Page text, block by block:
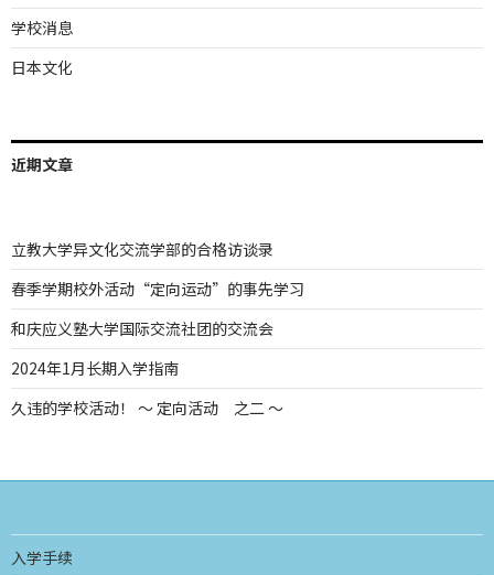
学校消息
日本文化
近期文章
立教大学异文化交流学部的合格访谈录
春季学期校外活动“定向运动”的事先学习
和庆应义塾大学国际交流社团的交流会
2024年1月长期入学指南
久违的学校活动！ ～ 定向活动 之二 ～
入学手续